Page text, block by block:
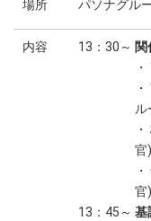
場所 パソナグル
内容 13：30～
官)
官)
13：45～ 基